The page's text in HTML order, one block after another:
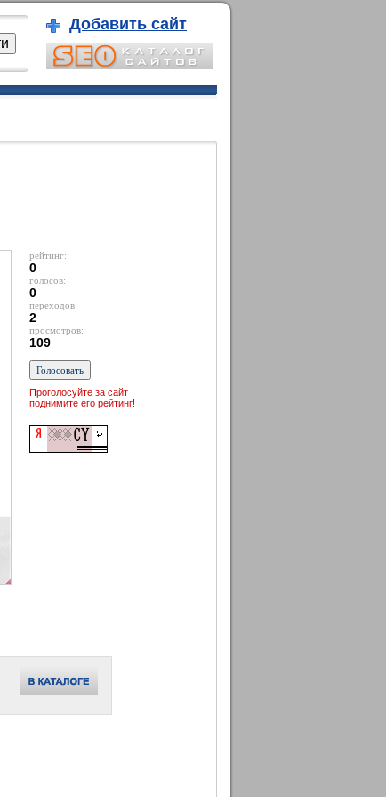
Добавить сайт
рейтинг:
0
голосов:
0
переходов:
2
просмотров:
109
Проголосуйте за сайт
поднимите его рейтинг!